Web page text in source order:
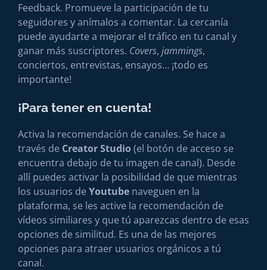
Feedback. Promueve la participación de tu
seguidores y anímalos a comentar. La cercanía
puede ayudarte a mejorar el tráfico en tu canal y
ganar más suscriptores. Covers, jammings,
conciertos, entrevistas, ensayos… ¡todo es
importante!
¡Para tener en cuenta!
Activa la recomendación de canales. Se hace a
través de Creator Studio(el botón de acceso se
encuentra debajo de tu imagen de canal). Desde
allí puedes activar la posibilidad de que mientras
los usuarios de Youtube naveguen en la
plataforma, se les active la recomendación de
vídeos similiares y que tú aparezcas dentro de esas
opciones de similitud. Es una de las mejores
opciones para atraer usuarios orgánicos a tú
canal.